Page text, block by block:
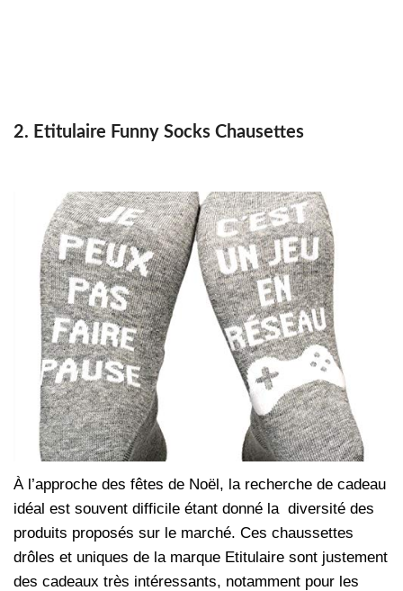
2. Etitulaire Funny Socks Chausettes
À l’approche des fêtes de Noël, la recherche de cadeau
idéal est souvent difficile étant donné la diversité des
produits proposés sur le marché. Ces chaussettes
drôles et uniques de la marque Etitulaire sont justement
des cadeaux très intéressants, notamment pour les